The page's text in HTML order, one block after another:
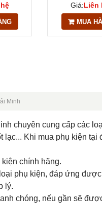
Giá:Liên
MUA
Minh
chuyên cung cấp các
lạc... Khi mua phụ kiện tại
chính hãng.
phụ kiện, đáp ứng
lý.
chóng, nếu gần sẽ